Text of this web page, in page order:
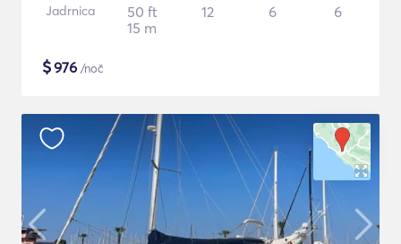
Jadrnica
50 ft
15 m
12 6 6
$976 /noč